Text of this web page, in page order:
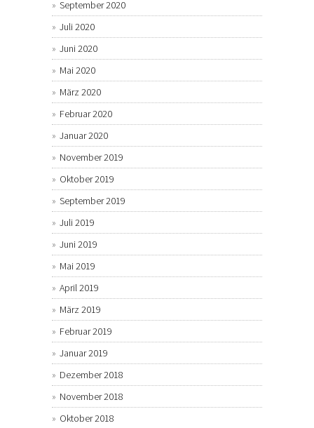
September 2020
Juli 2020
Juni 2020
Mai 2020
März 2020
Februar 2020
Januar 2020
November 2019
Oktober 2019
September 2019
Juli 2019
Juni 2019
Mai 2019
April 2019
März 2019
Februar 2019
Januar 2019
Dezember 2018
November 2018
Oktober 2018